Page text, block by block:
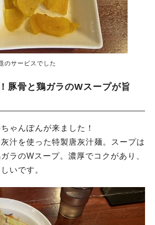
のサービスでした
豚骨と鶏ガラのWスープが旨
ゃんぽんが来ました！
汁を使った特製唐灰汁麺。スープは
ラのWスープ。濃厚でコクがあり、
いです。